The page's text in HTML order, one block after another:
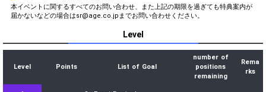
本イベントに関するすべてのお問い合わせ、また上記の期限を過ぎても特典案内が
届かないなどの場合はsr@age.co.jpまでお問い合わせください。
Level
Level Points List of Goal
number of
positions
remaining
Rema
rks